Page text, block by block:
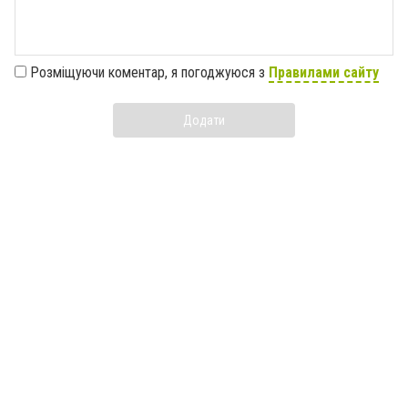
Розміщуючи коментар, я погоджуюся з Правилами сайту
Додати